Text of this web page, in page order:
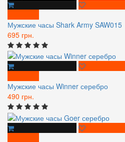
Мужские часы Shark Army SAW015
695 грн.
Мужские часы Winner серебро
490 грн.